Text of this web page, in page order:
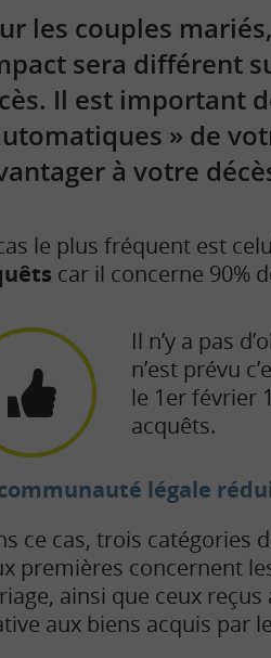
les couples
sera différent
Il est important
» de
à votre
le plus fréquent est
car il concerne 90%
Il n’y a pas
n’est prévu
le 1er février
acquêts.
légale
ce cas, trois catégories
premières concernent
ainsi que ceux
aux biens acquis par